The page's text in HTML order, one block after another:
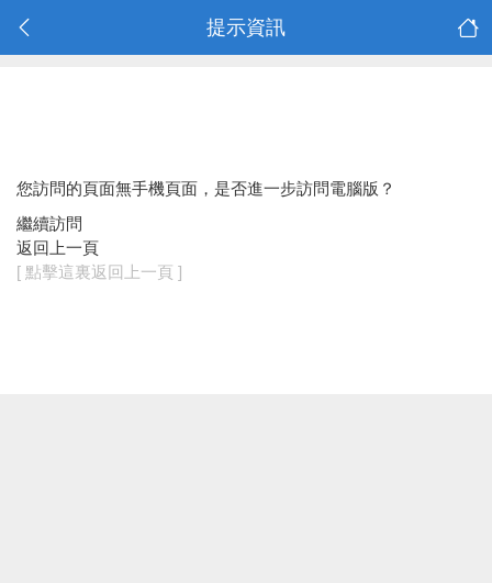
提示資訊
您訪問的頁面無手機頁面，是否進一步訪問電腦版？
繼續訪問
返回上一頁
[ 點擊這裏返回上一頁 ]